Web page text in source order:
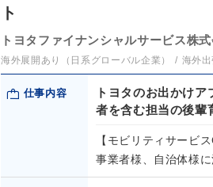
ト
トヨタファイナンシャルサービス株
海外展開あり（日系グローバル企業） 海外出
仕事内容
トヨタのお出かけ
者を含む担当の後輩
【モビリティサービ
事業者様、自治体様